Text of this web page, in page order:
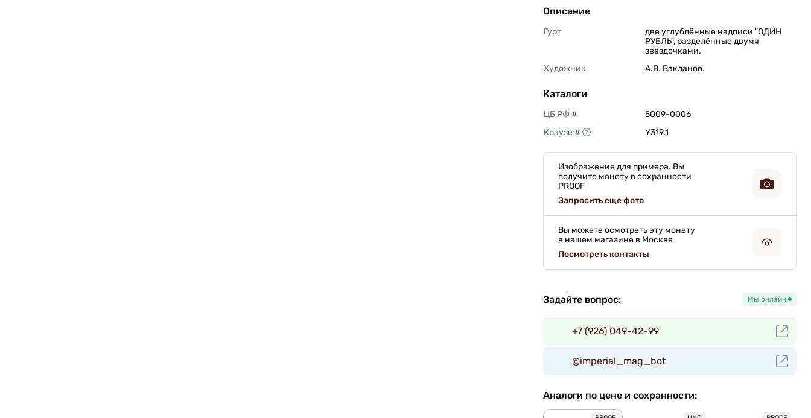
Описание
Гурт
две углублённые надписи "ОДИН
РУБЛЬ", разделённые двумя
звёздочками.
Художник
А.В. Бакланов.
Каталоги
ЦБ РФ #
5009-0006
Краузе #
Y319.1
Изображение для примера. Вы
получите монету в сохранности
PROOF
Запросить еще фото
Вы можете осмотреть эту монету
в нашем магазине в Москве
Посмотреть контакты
Задайте вопрос: Мы онлайн!
+7 (926) 049-42-99
@imperial_mag_bot
Аналоги по цене и сохранности: